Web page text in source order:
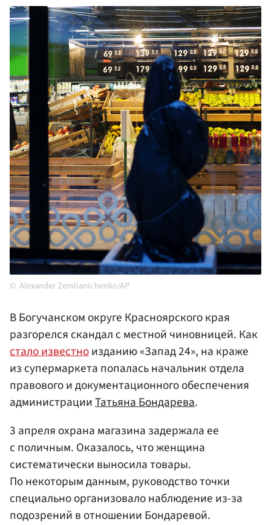
Alexander Zemlianichenko/AP
В Богучанском округе Красноярского края
разгорелся скандал с местной чиновницей. Как
стало известноизданию «Запад 24», на краже
из супермаркета попалась начальник отдела
правового и документационного обеспечения
администрацииТатьяна Бондарева.
3 апреля охрана магазина задержала ее
с поличным. Оказалось, что женщина
систематически выносила товары.
По некоторым данным, руководство точки
специально организовало наблюдение из-за
подозрений в отношении Бондаревой.